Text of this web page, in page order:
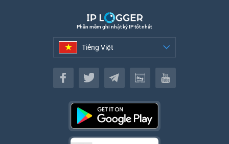
Phần mềm ghi nhật ký IP tốt nhất
Tiếng Việt
Tiếng Việt